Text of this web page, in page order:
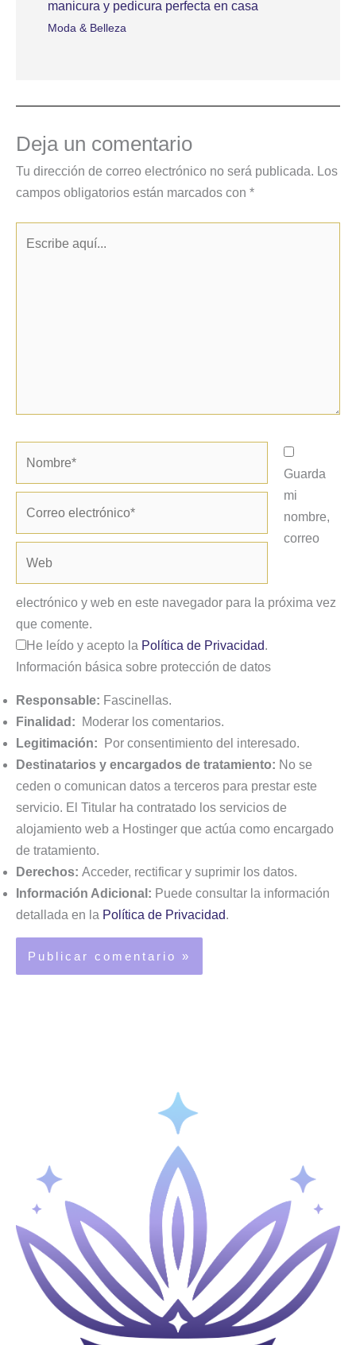
manicura y pedicura perfecta en casa
Moda & Belleza
Deja un comentario
Tu dirección de correo electrónico no será publicada. Los
campos obligatorios están marcados con *
Guarda
mi
nombre,
correo
electrónico y web en este navegador para la próxima vez
que comente.
He leído y acepto la Política de Privacidad.
Información básica sobre protección de datos
Responsable: Fascinellas.
Finalidad: Moderar los comentarios.
Legitimación: Por consentimiento del interesado.
Destinatarios y encargados de tratamiento: No se
ceden o comunican datos a terceros para prestar este
servicio. El Titular ha contratado los servicios de
alojamiento web a Hostinger que actúa como encargado
de tratamiento.
Derechos: Acceder, rectificar y suprimir los datos.
Información Adicional: Puede consultar la información
detallada en la Política de Privacidad.